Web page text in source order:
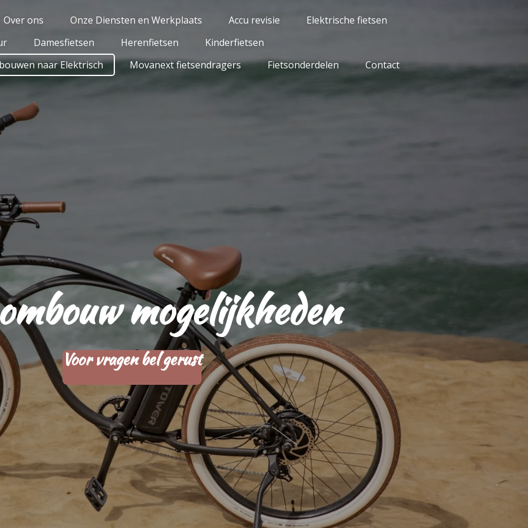
Over ons Onze Diensten en Werkplaats Accu revisie
Elektrische fietsen
Damesfietsen Herenfietsen
Kinderfietsen
naar Elektrisch
Movanext fietsendragers Fietsonderdelen Contact
mogelijkheden
Voor vragen bel gerust